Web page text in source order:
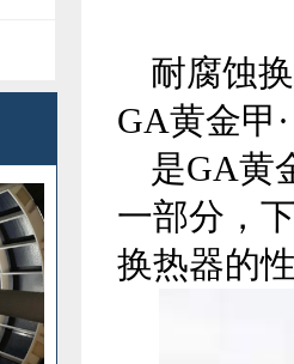

GA黄金甲
一部分，
换热器的